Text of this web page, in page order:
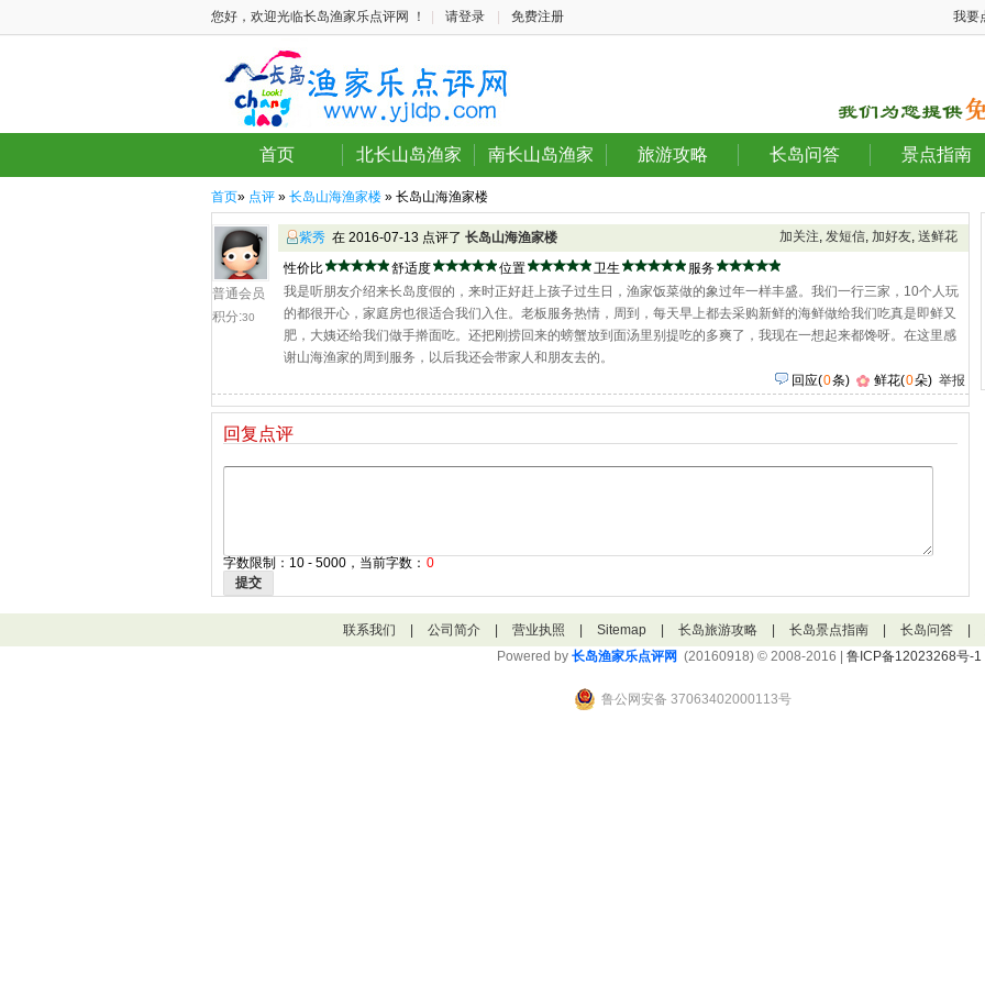
您好，欢迎光临长岛渔家乐点评网 ！ 请登录 免费注册 我要
首页 北长山岛渔家 南长山岛渔家 旅游攻略 长岛问答 景点指南
首页» 点评 » 长岛山海渔家楼 » 长岛山海渔家楼
普通会员
积分:30
加关注, 发短信, 加好友, 送鲜花
紫秀 在 2016-07-13 点评了 长岛山海渔家楼
性价比
舒适度 位置 卫生
服务
我是听朋友介绍来长岛度假的，来时正好赶上孩子过生日，渔家饭菜做的象过年一样丰盛。我们一行三家，10个人玩
的都很开心，家庭房也很适合我们入住。老板服务热情，周到，每天早上都去采购新鲜的海鲜做给我们吃真是即鲜又
肥，大姨还给我们做手擀面吃。还把刚捞回来的螃蟹放到面汤里别提吃的多爽了，我现在一想起来都馋呀。在这里感
谢山海渔家的周到服务，以后我还会带家人和朋友去的。
回应(0条) 鲜花(0朵) 举报
回复点评
字数限制：10 - 5000，当前字数： 0
提交
联系我们 公司简介 营业执照 Sitemap 长岛旅游攻略 长岛景点指南 长岛问答
Powered by 长岛渔家乐点评网 (20160918) © 2008-2016 | 鲁ICP备12023268号-1
鲁公网安备 37063402000113号